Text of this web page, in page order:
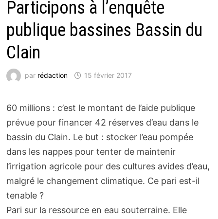
Participons à l’enquête
publique bassines Bassin du
Clain
par rédaction 15 février 2017
60 millions : c’est le montant de l’aide publique
prévue pour financer 42 réserves d’eau dans le
bassin du Clain. Le but : stocker l’eau pompée
dans les nappes pour tenter de maintenir
l’irrigation agricole pour des cultures avides d’eau,
malgré le changement climatique. Ce pari est-il
tenable ?
Pari sur la ressource en eau souterraine. Elle